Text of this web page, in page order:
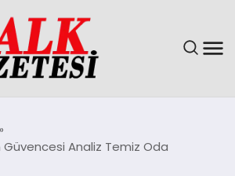
Güvencesi Analiz Temiz Oda